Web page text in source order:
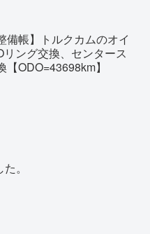
備帳】トルクカムのオイ
リング交換、センタース
【ODO=43698km】
。